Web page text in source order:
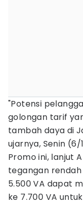
"Potensi
golongan tarif
tambah daya di
ujarnya, Senin (6/
Promo ini, lanjut
tegangan rendah
5.500 VA dapat
ke 7.700 VA